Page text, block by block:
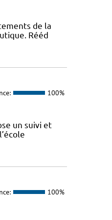
de la
Rééd
100%
un suivi et
100%